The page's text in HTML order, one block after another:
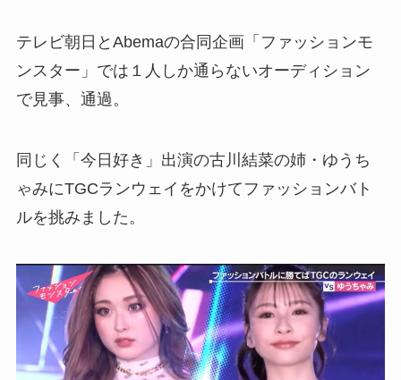
テレビ朝日とAbemaの合同企画「ファッションモ
ンスター」では１人しか通らないオーディション
で見事、通過。
同じく「今日好き」出演の古川結菜の姉・ゆうち
ゃみにTGCランウェイをかけてファッションバト
ルを挑みました。